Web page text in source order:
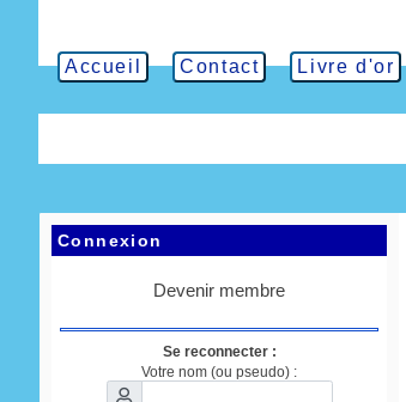
Accueil Contact Livre d'or
Connexion
Devenir membre
Se reconnecter :
Votre nom (ou pseudo) :